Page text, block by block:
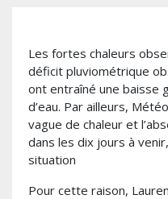
Les fortes chaleurs
déficit pluviométrique
ont entraîné une baisse
d’eau. Par ailleurs,
vague de chaleur et
dans les dix jours à
situation
Pour cette raison,